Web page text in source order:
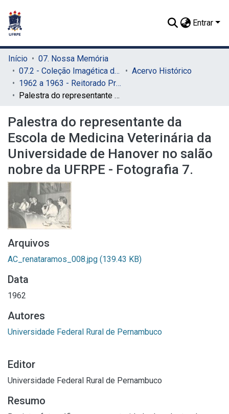
Entrar
Início
07. Nossa Memória
07.2 - Coleção Imagética do SIB
Acervo Histórico
1962 a 1963 - Reitorado Prof. Renato Ramos de Farias
Palestra do representante da Escola de Medicina Veterinária da Universidade de Hanover no salão nobre da UFRPE - Fotografia 7.
Palestra do representante da
Escola de Medicina Veterinária da
Universidade de Hanover no salão
nobre da UFRPE - Fotografia 7.
Arquivos
AC_renataramos_008.jpg (139.43 KB)
Data
1962
Autores
Universidade Federal Rural de Pernambuco
Editor
Universidade Federal Rural de Pernambuco
Resumo